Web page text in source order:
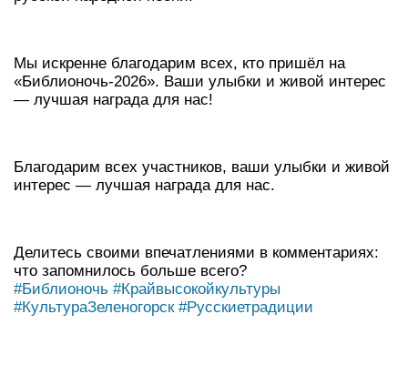
Мы искренне благодарим всех, кто пришёл на
«Библионочь‑2026». Ваши улыбки и живой интерес
— лучшая награда для нас!
Благодарим всех участников, ваши улыбки и живой
интерес — лучшая награда для нас.
Делитесь своими впечатлениями в комментариях:
что запомнилось больше всего?
#Библионочь #Крайвысокойкультуры
#КультураЗеленогорск #Русскиетрадиции